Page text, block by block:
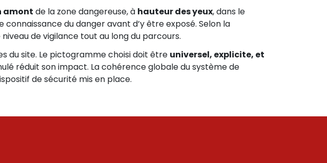
amont de la zone dangereuse, à hauteur des yeux, dans le
du danger avant d’y être exposé. Selon la
de vigilance tout au long du parcours.
du site. Le pictogramme choisi doit être universel, explicite, et
réduit son impact. La cohérence globale du système de
de sécurité mis en place.